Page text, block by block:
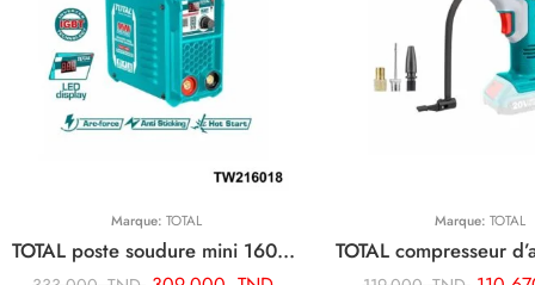
Marque: TOTAL
TOTAL poste soudure mini 160a TW216018
Marque: TOTAL